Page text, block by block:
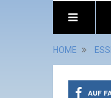
HOME
AUF